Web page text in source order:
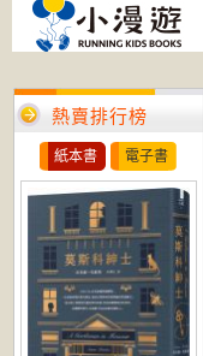
熱賣排行榜
紙本書 電子書